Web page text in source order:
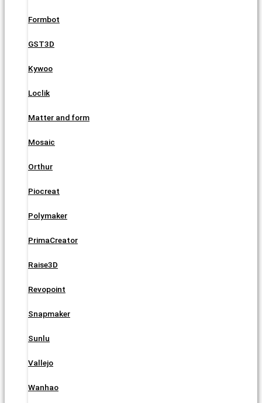
Formbot
GST3D
Kywoo
Loclik
Matter and form
Mosaic
Orthur
Piocreat
Polymaker
PrimaCreator
Raise3D
Revopoint
Snapmaker
Sunlu
Vallejo
Wanhao